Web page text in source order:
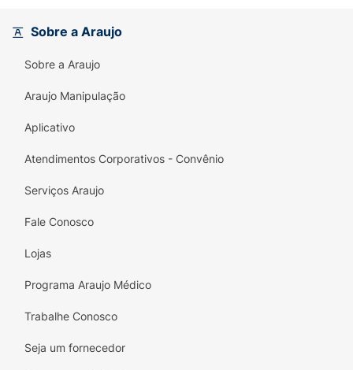
Sobre a Araujo
Sobre a Araujo
Araujo Manipulação
Aplicativo
Atendimentos Corporativos - Convênio
Serviços Araujo
Fale Conosco
Lojas
Programa Araujo Médico
Trabalhe Conosco
Seja um fornecedor